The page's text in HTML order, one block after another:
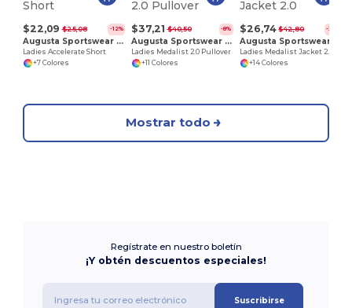
$22,09 $25,08 -12%
Augusta Sportswear 357
Ladies Accelerate Short
+7 Colores
$37,21 $40,50 -8%
Augusta Sportswear 4388
Ladies Medalist 2.0 Pullover
+11 Colores
$26,74 $42,80 -38%
Ladies Medalist Jacket 2.0
+14 Colores
Mostrar todo
Regístrate en nuestro boletín
¡Y obtén descuentos especiales!
Suscribirse